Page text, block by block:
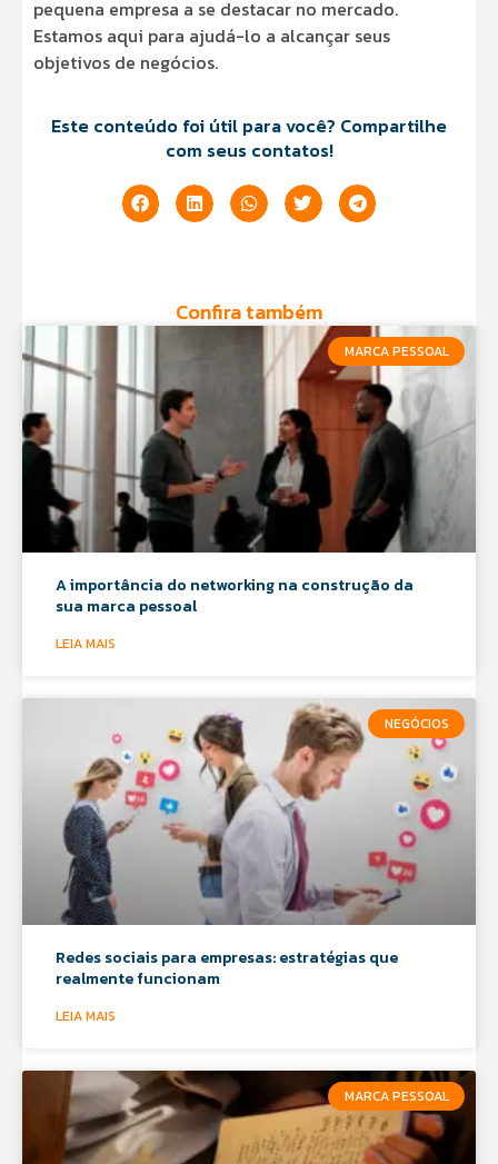
pequena empresa a se destacar no mercado.
Estamos aqui para ajudá-lo a alcançar seus
objetivos de negócios.
Este conteúdo foi útil para você? Compartilhe
com seus contatos!
Confira também
MARCA PESSOAL
A importância do networking na construção da
sua marca pessoal
LEIA MAIS
NEGÓCIOS
Redes sociais para empresas: estratégias que
realmente funcionam
LEIA MAIS
MARCA PESSOAL